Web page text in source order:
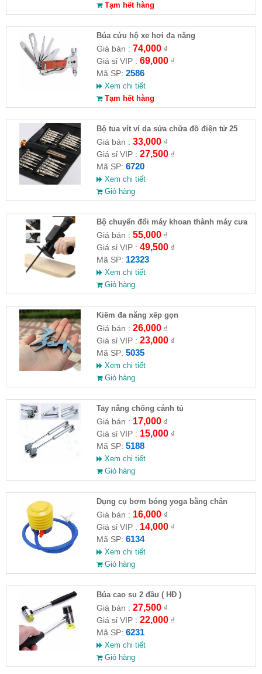
Tạm hết hàng
Búa cứu hộ xe hơi đa năng
Giá bán : 74,000₫
Giá sỉ VIP : 69,000₫
Mã SP: 2586
Xem chi tiết
Tạm hết hàng
Bộ tua vít ví da sửa chữa đồ điện tử 25
đầu ( HĐ )
Giá bán : 33,000₫
Giá sỉ VIP : 27,500₫
Mã SP: 6720
Xem chi tiết
Giỏ hàng
Bộ chuyển đổi máy khoan thành máy cưa
(loại thường)( HĐ )
Giá bán : 55,000₫
Giá sỉ VIP : 49,500₫
Mã SP: 12323
Xem chi tiết
Giỏ hàng
Kiềm đa năng xếp gọn
Giá bán : 26,000₫
Giá sỉ VIP : 23,000₫
Mã SP: 5035
Xem chi tiết
Giỏ hàng
Tay nâng chống cánh tủ
Giá bán : 17,000₫
Giá sỉ VIP : 15,000₫
Mã SP: 5188
Xem chi tiết
Giỏ hàng
Dụng cụ bơm bóng yoga bằng chân
Giá bán : 16,000₫
Giá sỉ VIP : 14,000₫
Mã SP: 6134
Xem chi tiết
Giỏ hàng
Búa cao su 2 đầu ( HĐ )
Giá bán : 27,500₫
Giá sỉ VIP : 22,000₫
Mã SP: 6231
Xem chi tiết
Giỏ hàng